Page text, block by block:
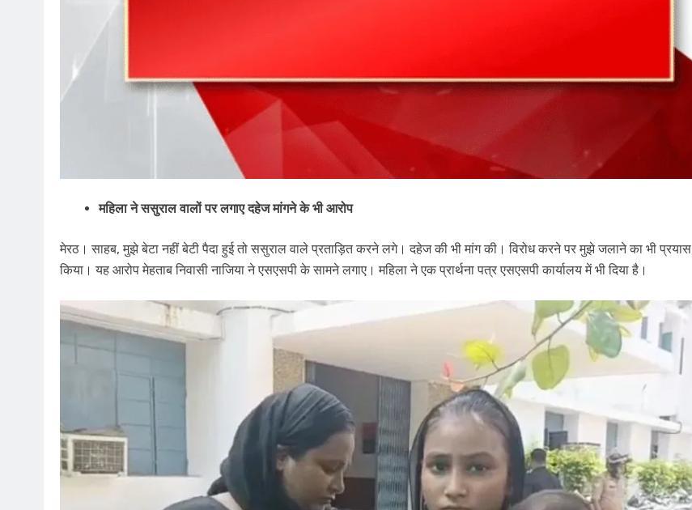
महिला ने ससुराल वालों पर लगाए दहेज मांगने के भी आरोप
मेरठ। साहब, मुझे बेटा नहीं बेटी पैदा हुई तो ससुराल वाले प्रताड़ित करने लगे। दहेज की भी मांग की। विरोध करने पर मुझे जलाने का भी प्रयास
किया। यह आरोप मेहताब निवासी नाजिया ने एसएसपी के सामने लगाए। महिला ने एक प्रार्थना पत्र एसएसपी कार्यालय में भी दिया है।